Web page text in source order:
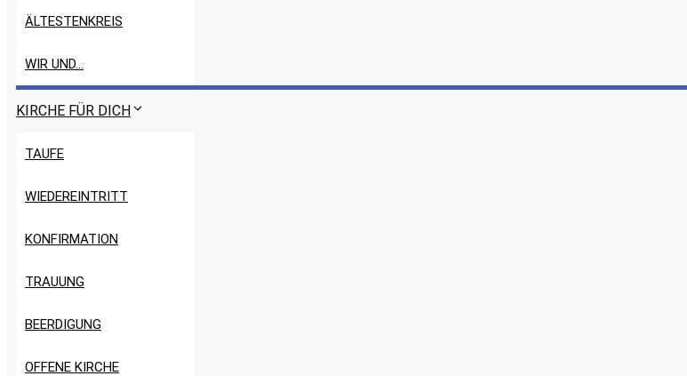
ÄLTESTENKREIS
WIR UND…
KIRCHE FÜR DICH
TAUFE
WIEDEREINTRITT
KONFIRMATION
TRAUUNG
BEERDIGUNG
OFFENE KIRCHE